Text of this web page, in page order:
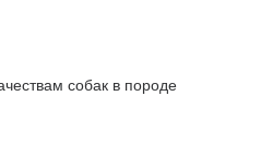
собак в породе